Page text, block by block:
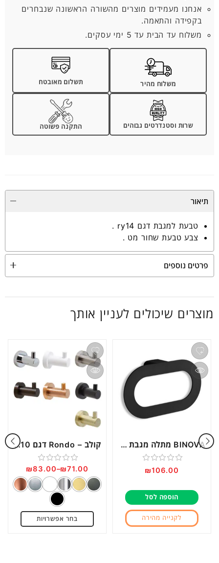
אנחנו מעמידים מוצרים מהשורה הראשונה שנבחרים
בקפידה והתאמה.
משלוח עד הבית עד 5 ימי עסקים.
משלוח מהיר תשלום מאובטח
שרות וסטנדרטים גבוהים התקנה פשוטה
תיאור
טבעת למגבת דגם ry14 .
צבע טבעת שחור מט .
פרטים נוספים
מוצרים שיכולים לעניין אותך
BINOVA מתלה מגבת טבעתי דגם BN14
דורג
מתוך
5
₪106.00
הוספה לסל
לקנייה מהירה
קולב – Rondo דגם RO10
דורג
0
מתוך
₪71.00
–
₪83.00
בחר אפשרויות